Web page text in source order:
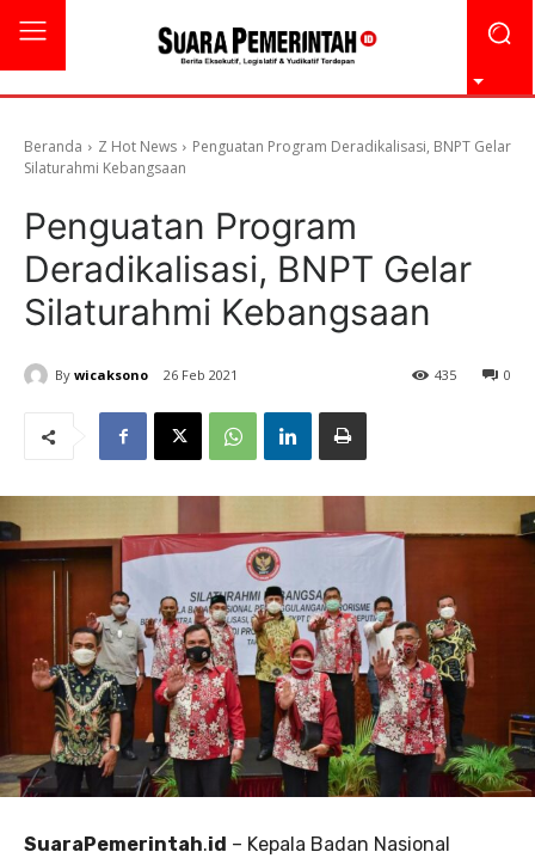
Beranda Z Hot News
Penguatan Program Deradikalisasi, BNPT Gelar
Silaturahmi Kebangsaan
Penguatan Program
Deradikalisasi, BNPT Gelar
Silaturahmi Kebangsaan
By wicaksono 26 Feb 2021 0
435
SuaraPemerintah.id – Kepala Badan Nasional